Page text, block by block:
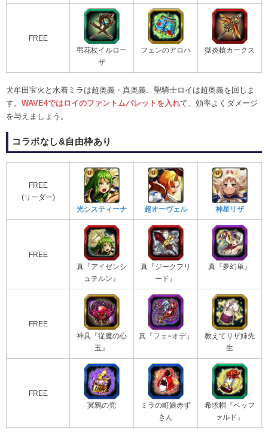
FREE
弔花杖イルロー
ザ
フェンのアロハ 獄炎槍カークス
犬牟田宝火と水着ミラは超奥義・真奥義、聖騎士ロイは超奥義を回しま
す。 WAVE4ではロイのファントムバレットを入れて、効率よくダメージ
を与えましょう。
コラボなし&自由枠あり
FREE
(リーダー)
光システィーナ
超オーヴェル 神星リザ
FREE
真『アイゼンシ
ュテルン』
真『ジークフリ
ード』
真『夢幻単』
FREE
神具『従魔の心
玉』
真『フェ=オデ』
教えてリザ姉先
生
FREE
冥鴉の兜
ミラの町娘赤ず
きん
希求帽『ベッフ
ァルド』